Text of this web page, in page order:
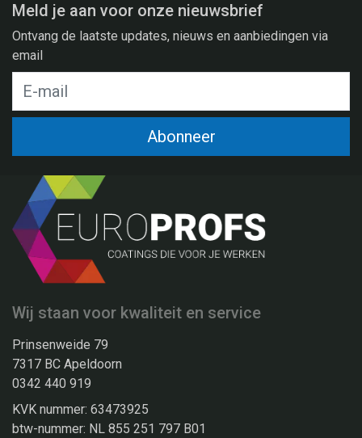
Meld je aan voor onze nieuwsbrief
Ontvang de laatste updates, nieuws en aanbiedingen via
email
Abonneer
Wij staan voor kwaliteit en service
Prinsenweide 79
7317 BC Apeldoorn
0342 440 919
KVK nummer: 63473925
btw-nummer: NL 855 251 797 B01